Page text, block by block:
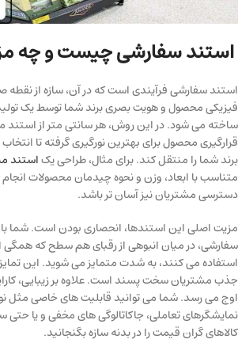
استند سفارشی چیست و چه
استند سفارشی فرآیندی است که در آن، سازه از
فیزیکی محصول و هویت بصری برند شما توسط یک
ساخته می شود. در این روش، هر سانتی متر از استند
قرارگیری محصول برای بهترین نورگیری گرفته تا
برند شما را منتقل کند. برای مثال، طراحی یکاستند
متناسب با ابعاد، وزن و نحوه چیدمان محصولات انجام
دسترسی مشتریان نیز آسان تر باشد.
مزیت اصلی این استندها، انحصاری بودن است. شما
سفارشی، در میان انبوهی از رقبای هم سطح که
استفاده می کنند، به شدت متمایز می شوید. این
جذب مشتریان سخت پسند است. علاوه بر زیبایی،
اوج می رسد. شما می توانید قابلیت های خاصی مثل
نمایشگرهای تعاملی، جاکاتالوگی های مخفی و یا
کالاهای گران قیمت را در بدنه سازه بگنجانید.